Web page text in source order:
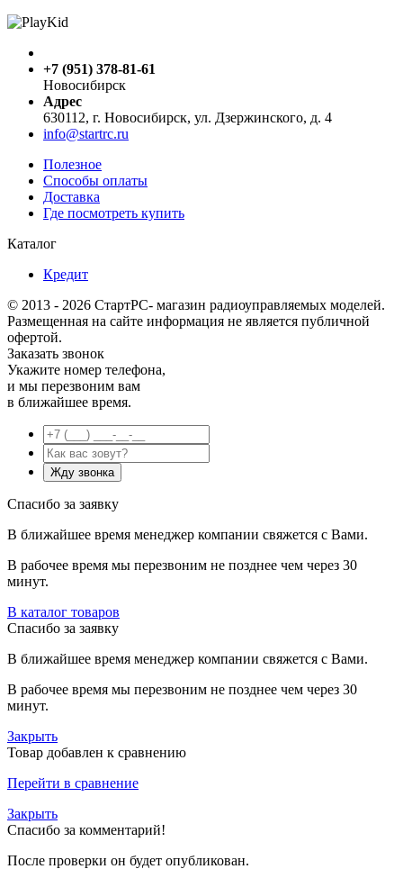
+7 (951) 378-81-61
Новосибирск
Адрес
630112, г. Новосибирск, ул. Дзержинского, д. 4
info@startrc.ru
Полезное
Способы оплаты
Доставка
Где посмотреть купить
Каталог
Кредит
© 2013 - 2026 СтартРС- магазин радиоуправляемых моделей.
Размещенная на сайте информация не является публичной
офертой.
Заказать звонок
Укажите номер телефона,
и мы перезвоним вам
в ближайшее время.
Спасибо за заявку
В ближайшее время менеджер компании свяжется с Вами.
В рабочее время мы перезвоним не позднее чем через 30
минут.
В каталог товаров
Спасибо за заявку
В ближайшее время менеджер компании свяжется с Вами.
В рабочее время мы перезвоним не позднее чем через 30
минут.
Закрыть
Товар добавлен к сравнению
Перейти в сравнение
Закрыть
Спасибо за комментарий!
После проверки он будет опубликован.